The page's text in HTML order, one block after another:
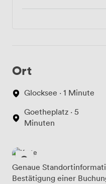
Ort
Glocksee · 1 Minute
Goetheplatz · 5
Minuten
Genaue
Bestätigung einer